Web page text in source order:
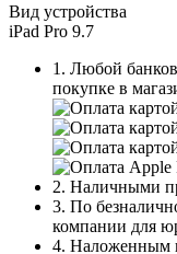
Вид устройства
iPad Pro 9.7
1. Любой
покупке в
2. Наличными
3. По
компании для
4. Наложенным